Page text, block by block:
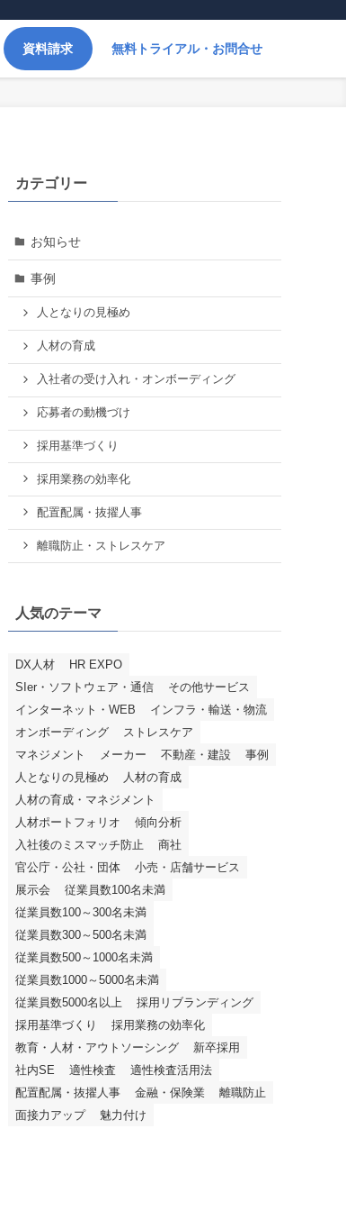
資料請求 無料トライアル・お問合せ
カテゴリー
お知らせ
事例
人となりの見極め
人材の育成
入社者の受け入れ・オンボーディング
応募者の動機づけ
採用基準づくり
採用業務の効率化
配置配属・抜擢人事
離職防止・ストレスケア
人気のテーマ
DX人材
HR EXPO
SIer・ソフトウェア・通信
その他サービス
インターネット・WEB
インフラ・輸送・物流
オンボーディング
ストレスケア
マネジメント
メーカー 不動産・建設
事例
人となりの見極め
人材の育成
人材の育成・マネジメント
人材ポートフォリオ
傾向分析
入社後のミスマッチ防止
商社
官公庁・公社・団体
小売・店舗サービス
展示会
従業員数100名未満
従業員数100～300名未満
従業員数300～500名未満
従業員数500～1000名未満
従業員数1000～5000名未満
従業員数5000名以上
採用リブランディング
採用基準づくり
採用業務の効率化
教育・人材・アウトソーシング
新卒採用
社内SE
適性検査
適性検査活用法
配置配属・抜擢人事
金融・保険業
離職防止
面接力アップ
魅力付け